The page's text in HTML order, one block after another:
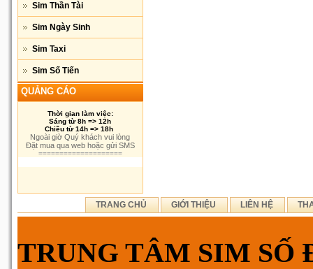
Sim Thần Tài
Sim Ngày Sinh
Sim Taxi
Sim Số Tiến
QUẢNG CÁO
Thời gian làm việc:
Sáng từ 8h => 12h
Chiều từ 14h => 18h
Ngoài giờ Quý khách vui lòng
Đặt mua qua web hoặc gửi SMS
====================
TRANG CHỦ GIỚI THIỆU LIÊN HỆ
TRUNG TÂM SIM SỐ